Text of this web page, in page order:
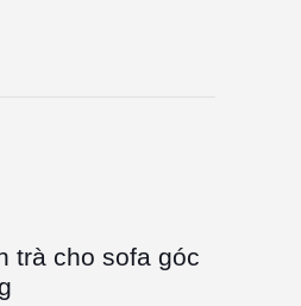
trà cho sofa góc